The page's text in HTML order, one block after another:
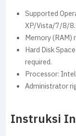
Supported
XP/Vista/7/8/
Memory (RAM)
Hard Disk
required.
Processor:
Administrator
Instruksi